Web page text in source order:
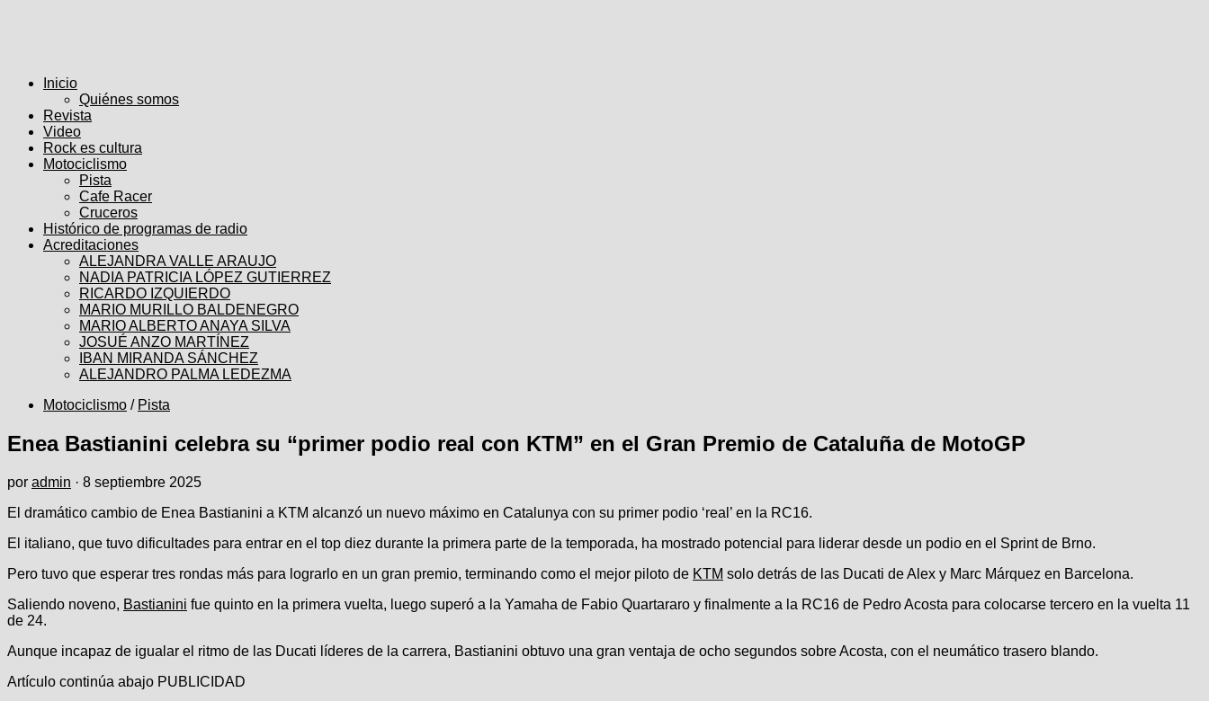
Inicio
Quiénes somos
Revista
Video
Rock es cultura
Motociclismo
Pista
Cafe Racer
Cruceros
Histórico de programas de radio
Acreditaciones
ALEJANDRA VALLE ARAUJO
NADIA PATRICIA LÓPEZ GUTIERREZ
RICARDO IZQUIERDO
MARIO MURILLO BALDENEGRO
MARIO ALBERTO ANAYA SILVA
JOSUÉ ANZO MARTÍNEZ
IBAN MIRANDA SÁNCHEZ
ALEJANDRO PALMA LEDEZMA
Motociclismo / Pista
Enea Bastianini celebra su “primer podio real con KTM” en el Gran Premio de Cataluña de MotoGP
por admin · 8 septiembre 2025
El dramático cambio de Enea Bastianini a KTM alcanzó un nuevo máximo en Catalunya con su primer podio ‘real’ en la RC16.
El italiano, que tuvo dificultades para entrar en el top diez durante la primera parte de la temporada, ha mostrado potencial para liderar desde un podio en el Sprint de Brno.
Pero tuvo que esperar tres rondas más para lograrlo en un gran premio, terminando como el mejor piloto de KTM solo detrás de las Ducati de Alex y Marc Márquez en Barcelona.
Saliendo noveno, Bastianini fue quinto en la primera vuelta, luego superó a la Yamaha de Fabio Quartararo y finalmente a la RC16 de Pedro Acosta para colocarse tercero en la vuelta 11
de 24.
Aunque incapaz de igualar el ritmo de las Ducati líderes de la carrera, Bastianini obtuvo una gran ventaja de ocho segundos sobre Acosta, con el neumático trasero blando.
Artículo continúa abajo PUBLICIDAD